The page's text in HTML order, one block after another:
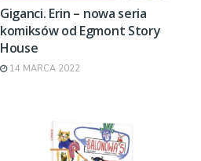
Giganci. Erin – nowa seria
komiksów od Egmont Story
House
14 MARCA 2022